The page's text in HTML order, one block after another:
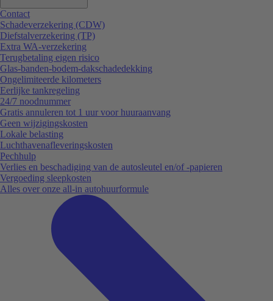
Contact
Schadeverzekering (CDW)
Diefstalverzekering (TP)
Extra WA-verzekering
Terugbetaling eigen risico
Glas-banden-bodem-dakschadedekking
Ongelimiteerde kilometers
Eerlijke tankregeling
24/7 noodnummer
Gratis annuleren tot 1 uur voor huuraanvang
Geen wijzigingskosten
Lokale belasting
Luchthavenafleveringskosten
Pechhulp
Verlies en beschadiging van de autosleutel en/of -papieren
Vergoeding sleepkosten
Alles over onze all-in autohuurformule